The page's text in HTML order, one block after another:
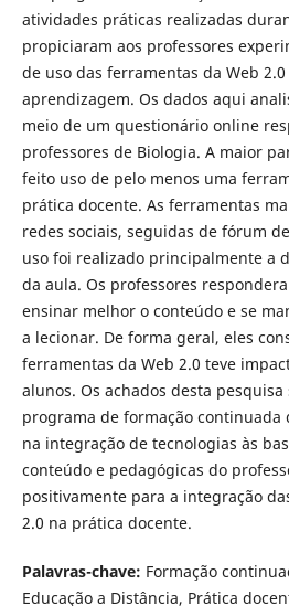
atividades práticas realizadas
propiciaram aos professores
de uso das ferramentas da Web
aprendizagem. Os dados aqui
meio de um questionário online
professores de Biologia. A maior
feito uso de pelo menos uma
prática docente. As ferramentas
redes sociais, seguidas de fórum
uso foi realizado principalmente a
da aula. Os professores
ensinar melhor o conteúdo e se
a lecionar. De forma geral, eles
ferramentas da Web 2.0 teve
alunos. Os achados desta
programa de formação continuada
na integração de tecnologias às
conteúdo e pedagógicas do
positivamente para a integração
2.0 na prática docente.
Palavras-chave: Formação
Educação a Distância, Prática